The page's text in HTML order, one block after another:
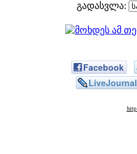
გადასვლა:
Facebook
LiveJournal